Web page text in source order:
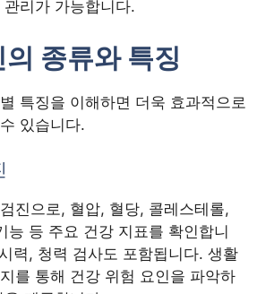
리가 가능합니다.
종류와 특징
특징을 이해하면 더욱 효과적으로
있습니다.
진으로, 혈압, 혈당, 콜레스테롤,
능 등 주요 건강 지표를 확인합니
력, 청력 검사도 포함됩니다. 생활
를 통해 건강 위험 요인을 파악하